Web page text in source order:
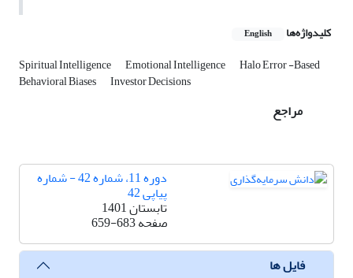
کلیدواژه‌ها English
Spiritual Intelligence Emotional Intelligence Halo Error -Based
Behavioral Biases Investor Decisions
مراجع
دوره 11، شماره 42 - شماره
پیاپی 42
تابستان 1401
صفحه659-683
فایل ها